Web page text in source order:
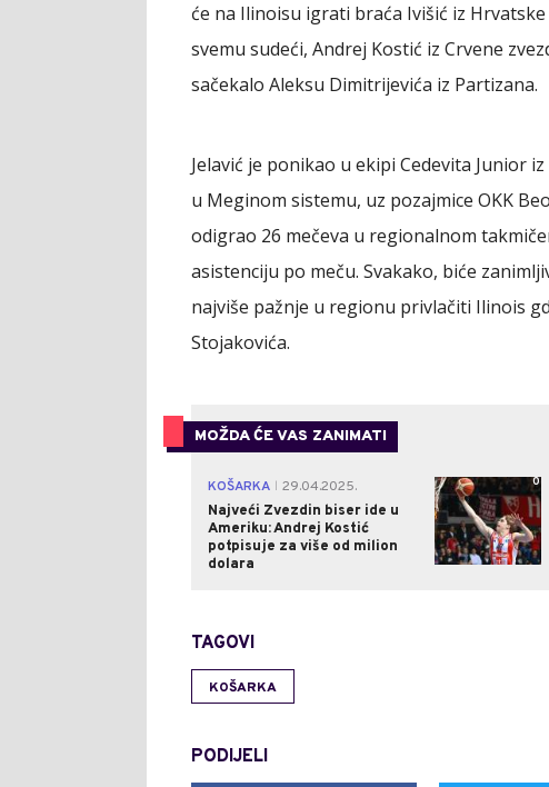
će na Ilinoisu igrati braća Ivišić iz
svemu sudeći, Andrej Kostić iz Crvene
sačekalo Aleksu Dimitrijevića iz Partizana.
Jelavić je ponikao u ekipi Cedevita Junior
u Meginom sistemu, uz pozajmice OKK
odigrao 26 mečeva u regionalnom
asistenciju po meču. Svakako, biće
najviše pažnje u regionu privlačiti Ilinois
Stojakovića.
MOŽDA ĆE VAS ZANIMATI
KOŠARKA
29.04.2025.
Najveći Zvezdin biser ide u
Ameriku: Andrej Kostić
potpisuje za više od milion
dolara
0
TAGOVI
KOŠARKA
PODIJELI